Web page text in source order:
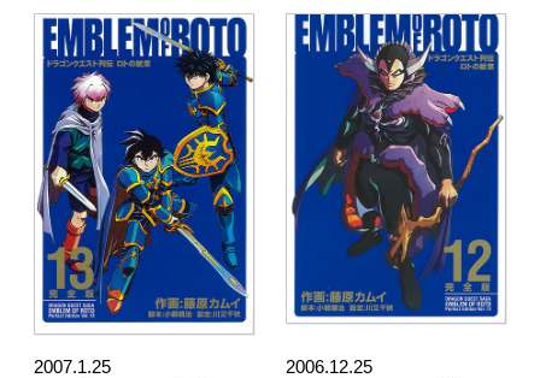
2007.1.25
2006.12.25